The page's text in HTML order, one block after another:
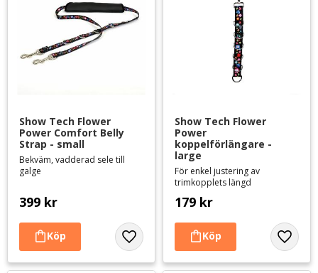
Show Tech Flower
Power Comfort Belly
Strap - small
Bekväm, vadderad sele till
galge
399 kr
Lägg till i favoriter
Show Tech Flower
Power
koppelförlängare -
large
För enkel justering av
trimkopplets längd
179 kr
Lägg